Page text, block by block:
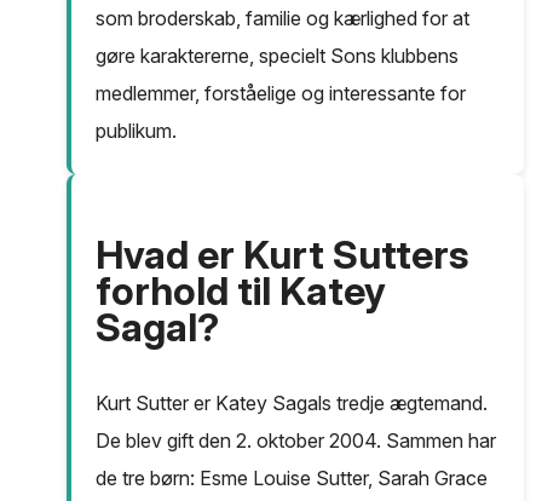
som broderskab, familie og kærlighed for at
gøre karaktererne, specielt Sons klubbens
medlemmer, forståelige og interessante for
publikum.
Hvad er Kurt Sutters
forhold til Katey
Sagal?
Kurt Sutter er Katey Sagals tredje ægtemand.
De blev gift den 2. oktober 2004. Sammen har
de tre børn: Esme Louise Sutter, Sarah Grace